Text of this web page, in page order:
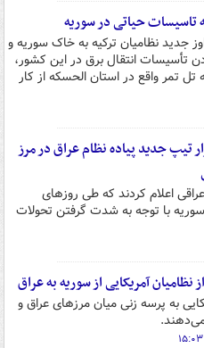
تاسیسات حیاتی در سوریه
جدید نظامیان ترکیه به خاک سوریه و
تأسیسات انتقال برق در این کشور،
تل تمر واقع در استان الحسکه از کار
تیپ جدید پیاده نظام عراق در مرز
اعلام کردند که طی روزهای
سوریه با توجه به شدت گرفتن تحولات
نظامیان آمریکایی از سوریه به عراق
به پرسه زنی میان مرزهای عراق و